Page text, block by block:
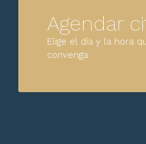
Agendar
Elige el día y la hora
convenga